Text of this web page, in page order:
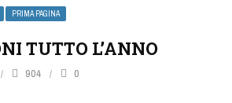
PRIMA PAGINA
TUTTO L’ANNO
904 0